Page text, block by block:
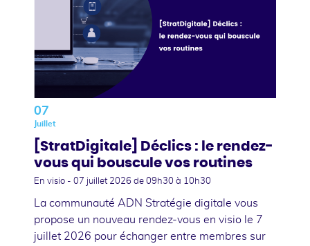
07
Juillet
[StratDigitale] Déclics : le rendez-
vous qui bouscule vos routines
En visio - 07 juillet 2026 de 09h30 à 10h30
La communauté ADN Stratégie digitale vous
propose un nouveau rendez-vous en visio le 7
juillet 2026 pour échanger entre membres sur